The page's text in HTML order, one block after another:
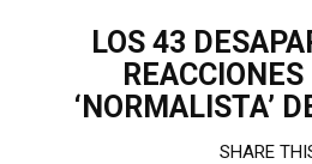
LOS 43
‘NORMALISTA’
SHARE